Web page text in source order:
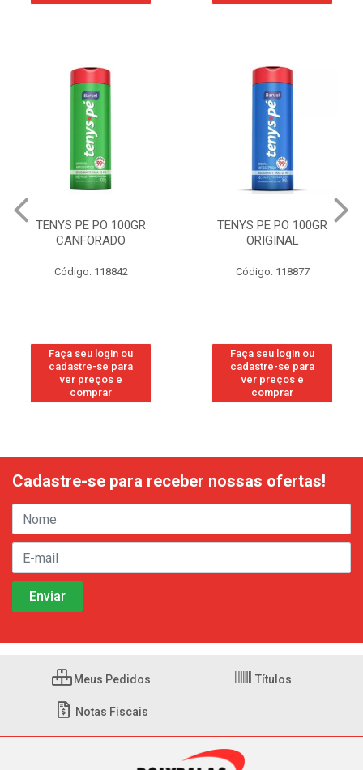
TENYS PE PO 100GR
CANFORADO
Código: 118842
Faça seu login ou
cadastre-se para
ver preços e
comprar
TENYS PE PO 100GR
ORIGINAL
Código: 118877
Faça seu login ou
cadastre-se para
ver preços e
comprar
Cadastre-se para receber nossas ofertas!
Meus Pedidos Títulos
Notas Fiscais